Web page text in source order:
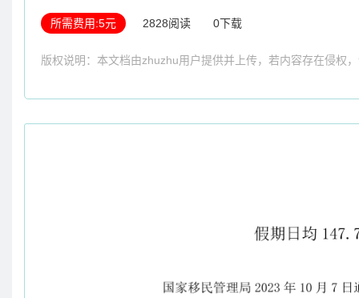
所需费用:5元 2828阅读 0下载
版权说明：本文档由zhuzhu用户提供并上传，若内容存在侵权